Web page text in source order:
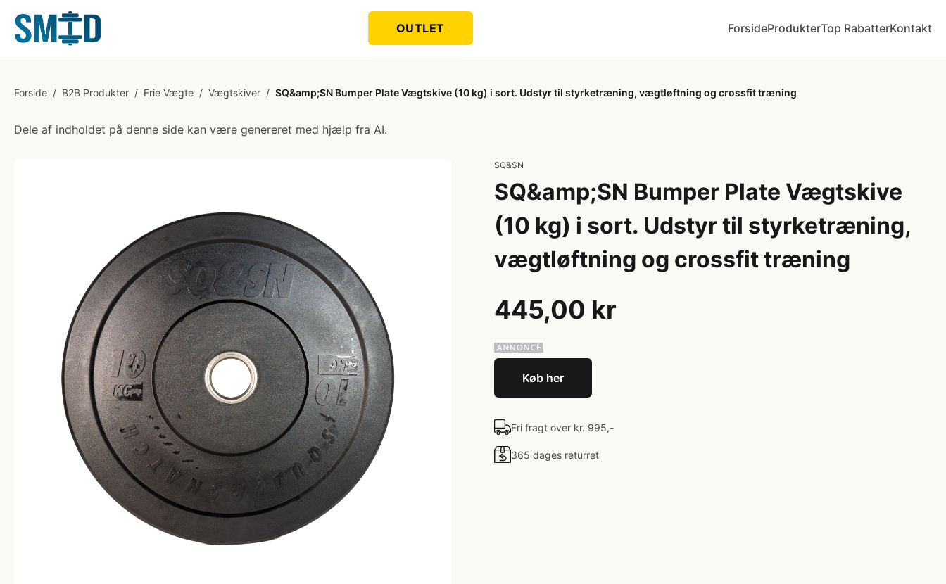
OUTLET ForsideProdukterTop RabatterKontakt
Forside / B2B Produkter / Frie Vægte / Vægtskiver / SQ&amp;SN Bumper Plate Vægtskive (10 kg) i sort. Udstyr til styrketræning, vægtløftning og crossfit træning
Dele af indholdet på denne side kan være genereret med hjælp fra AI.
SQ&SN
SQ&amp;SN Bumper Plate Vægtskive
(10 kg) i sort. Udstyr til styrketræning,
vægtløftning og crossfit træning
445,00 kr
Køb her
Fri fragt over kr. 995,-
365 dages returret